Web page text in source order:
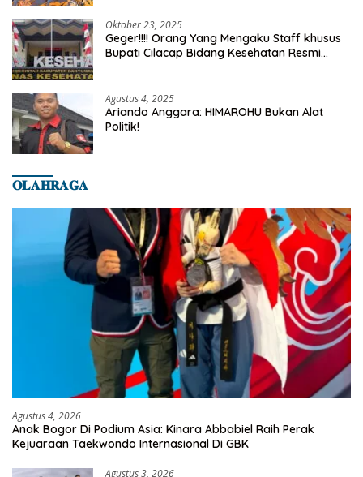
Oktober 23, 2025
Geger!!!! Orang Yang Mengaku Staff khusus
Bupati Cilacap Bidang Kesehatan Resmi
Agustus 4, 2025
Ariando Anggara: HIMAROHU Bukan Alat
Politik!
𝐎𝐋𝐀𝐇𝐑𝐀𝐆𝐀
Agustus 4, 2026
Anak Bogor Di Podium Asia: Kinara Abbabiel Raih Perak
Kejuaraan Taekwondo Internasional Di GBK
Agustus 3, 2026